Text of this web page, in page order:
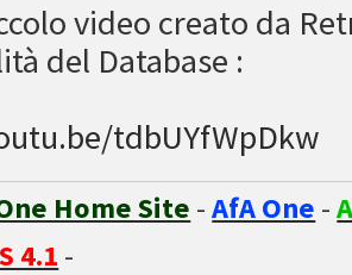
video creato da
del Database :
tdbUYfWpDkw
Home Site -AfA One -
4.1 -